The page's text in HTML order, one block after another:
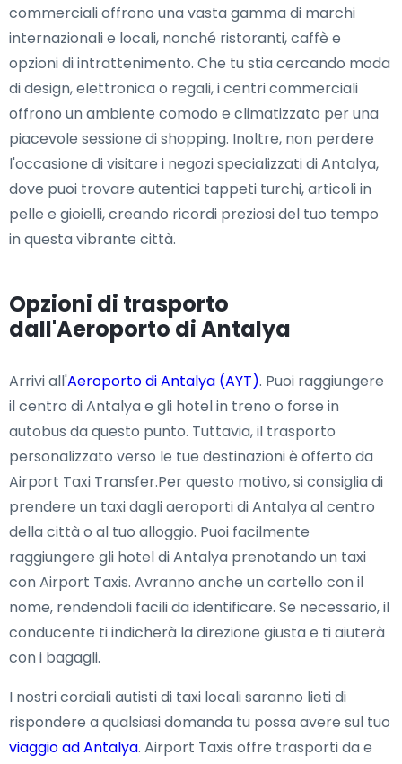
commerciali offrono una vasta gamma di marchi
internazionali e locali, nonché ristoranti, caffè e
opzioni di intrattenimento. Che tu stia cercando moda
di design, elettronica o regali, i centri commerciali
offrono un ambiente comodo e climatizzato per una
piacevole sessione di shopping. Inoltre, non perdere
l'occasione di visitare i negozi specializzati di Antalya,
dove puoi trovare autentici tappeti turchi, articoli in
pelle e gioielli, creando ricordi preziosi del tuo tempo
in questa vibrante città.
Opzioni di trasporto
dall'Aeroporto di Antalya
Arrivi all'Aeroporto di Antalya (AYT). Puoi raggiungere
il centro di Antalya e gli hotel in treno o forse in
autobus da questo punto. Tuttavia, il trasporto
personalizzato verso le tue destinazioni è offerto da
Airport Taxi Transfer.Per questo motivo, si consiglia di
prendere un taxi dagli aeroporti di Antalya al centro
della città o al tuo alloggio. Puoi facilmente
raggiungere gli hotel di Antalya prenotando un taxi
con Airport Taxis. Avranno anche un cartello con il
nome, rendendoli facili da identificare. Se necessario, il
conducente ti indicherà la direzione giusta e ti aiuterà
con i bagagli.
I nostri cordiali autisti di taxi locali saranno lieti di
rispondere a qualsiasi domanda tu possa avere sul tuo
viaggio ad Antalya. Airport Taxis offre trasporti da e